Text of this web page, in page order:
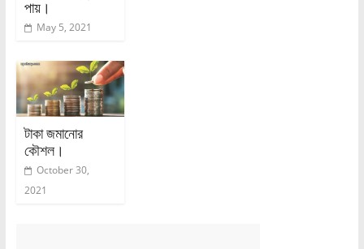
পায়।
May 5, 2021
টাকা জমানোর
কৌশল।
October 30,
2021